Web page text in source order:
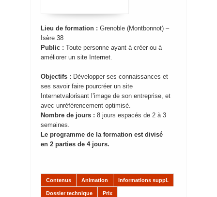
Lieu de formation : Grenoble (Montbonnot) –
Isère 38
Public : Toute personne ayant à créer ou à
améliorer un site Internet.
Objectifs : Développer ses connaissances et
ses savoir faire pourcréer un site
Internetvalorisant l’image de son entreprise, et
avec unréférencement optimisé.
Nombre de jours : 8 jours espacés de 2 à 3
semaines.
Le programme de la formation est divisé
en 2 parties de 4 jours.
Contenus Animation Informations suppl.
Dossier technique Prix